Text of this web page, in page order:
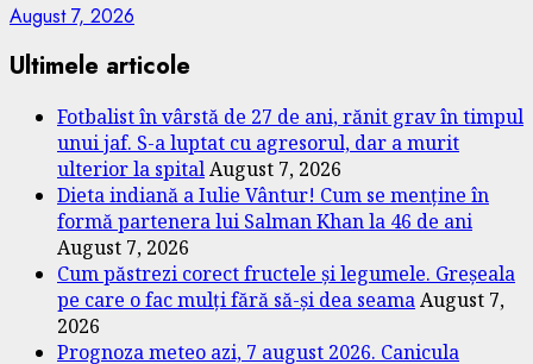
August 7, 2026
Ultimele articole
Fotbalist în vârstă de 27 de ani, rănit grav în timpul
unui jaf. S-a luptat cu agresorul, dar a murit
ulterior la spitalAugust 7, 2026
Dieta indiană a Iulie Vântur! Cum se menține în
formă partenera lui Salman Khan la 46 de ani
August 7, 2026
Cum păstrezi corect fructele și legumele. Greșeala
pe care o fac mulți fără să-și dea seamaAugust 7,
2026
Prognoza meteo azi, 7 august 2026. Canicula